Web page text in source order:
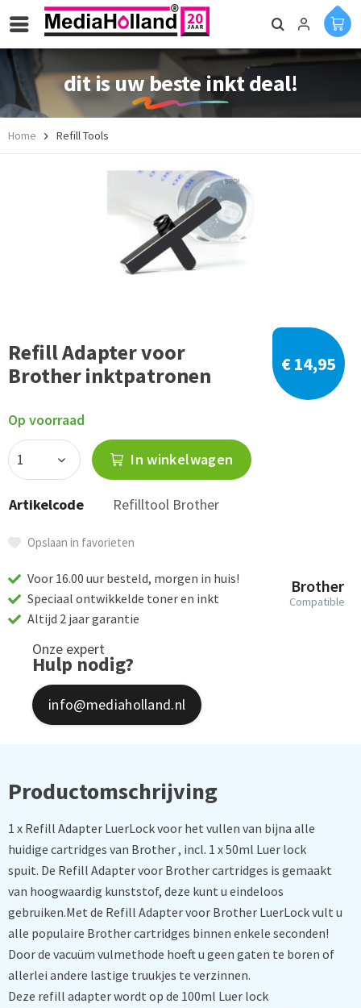
dit is uw beste inkt deal!
Home Refill Tools
Refill Adapter voor
Brother inktpatronen
€ 14,95
Op voorraad
In winkelwagen
Artikelcode Refilltool Brother
Opslaan in favorieten
Brother
Compatible
Voor 16.00 uur besteld, morgen in huis!
Speciaal ontwikkelde toner en inkt
Altijd 2 jaar garantie
Onze expert
Hulp nodig?
info@mediaholland.nl
Productomschrijving
1 x Refill Adapter LuerLock voor het vullen van bijna alle
huidige cartridges van Brother , incl. 1 x 50ml Luer lock
spuit. De Refill Adapter voor Brother cartridges is gemaakt
van hoogwaardig kunststof, deze kunt u eindeloos
gebruiken.Met de Refill Adapter voor Brother LuerLock vult u
alle populaire Brother cartridges binnen enkele seconden!
Door de vacuüm vulmethode hoeft u geen gaten te boren of
allerlei andere lastige truukjes te verzinnen.
Deze refill adapter wordt op de 100ml Luer lock